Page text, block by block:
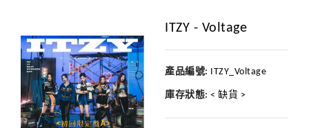
ITZY - Voltage
產品編號: ITZY_Voltage
庫存狀態: < 缺貨 >